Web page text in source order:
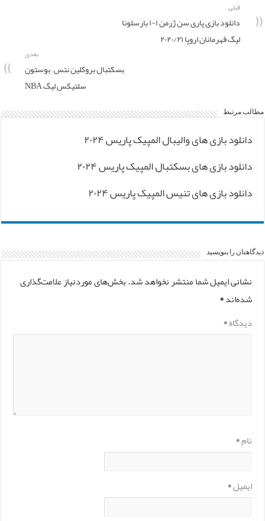
قبلی
دانلود بازی پاری سن ژرمن ۱-۱ بارسلونا
لیگ قهرمانان اروپا ۲۰۲۰/۲۱
بعدی
بسکتبال بروکلین نتس – بوستون
سلتیکس لیگ NBA
مطالب مرتبط
دانلود بازی های والیبال المپیک پاریس ۲۰۲۴
دانلود بازی های بسکتبال المپیک پاریس ۲۰۲۴
دانلود بازی های تنیس المپیک پاریس ۲۰۲۴
دیدگاهتان را بنویسید
نشانی ایمیل شما منتشر نخواهد شد.بخش‌های موردنیاز علامت‌گذاری
شده‌اند*
دیدگاه*
نام*
ایمیل*